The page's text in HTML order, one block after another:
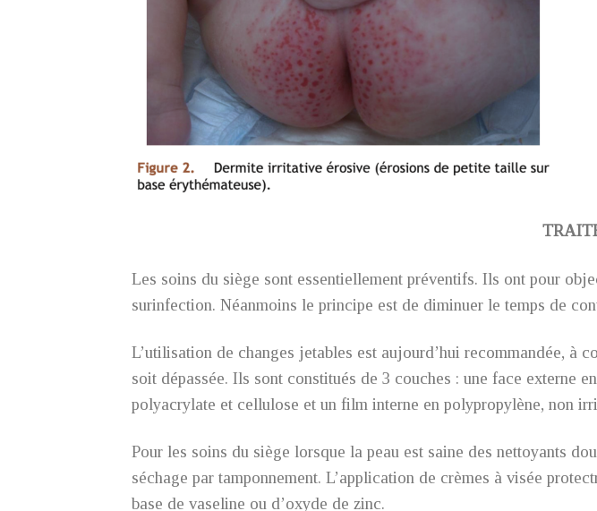
Les soins du siège sont essentiellement préventifs. Ils ont pour
surinfection. Néanmoins le principe est de diminuer le temps de
L’utilisation de changes jetables est aujourd’hui recommandée, à
soit dépassée. Ils sont constitués de 3 couches : une face externe
polyacrylate et cellulose et un film interne en polypropylène, non
Pour les soins du siège lorsque la peau est saine des nettoyants
séchage par tamponnement. L’application de crèmes à visée
base de vaseline ou d’oxyde de zinc.